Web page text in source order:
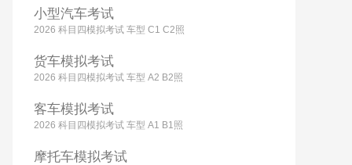
小型汽车考试
2026 科目四模拟考试 车型 C1 C2照
货车模拟考试
2026 科目四模拟考试 车型 A2 B2照
客车模拟考试
2026 科目四模拟考试 车型 A1 B1照
摩托车模拟考试